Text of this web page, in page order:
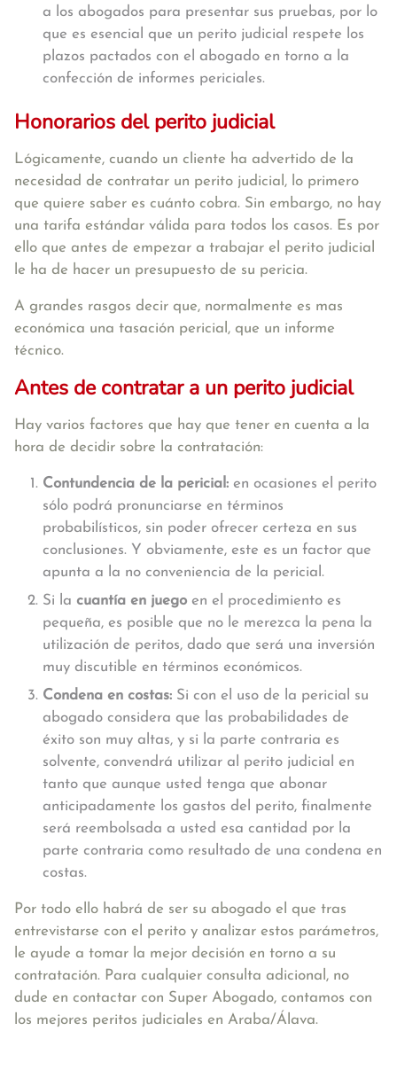
a los abogados para presentar sus pruebas, por lo
que es esencial que un perito judicial respete los
plazos pactados con el abogado en torno a la
confección de informes periciales.
Honorarios del perito judicial
Lógicamente, cuando un cliente ha advertido de la
necesidad de contratar un perito judicial, lo primero
que quiere saber es cuánto cobra. Sin embargo, no hay
una tarifa estándar válida para todos los casos. Es por
ello que antes de empezar a trabajar el perito judicial
le ha de hacer un presupuesto de su pericia.
A grandes rasgos decir que, normalmente es mas
económica una tasación pericial, que un informe
técnico.
Antes de contratar a un perito judicial
Hay varios factores que hay que tener en cuenta a la
hora de decidir sobre la contratación:
Contundencia de la pericial: en ocasiones el perito
sólo podrá pronunciarse en términos
probabilísticos, sin poder ofrecer certeza en sus
conclusiones. Y obviamente, este es un factor que
apunta a la no conveniencia de la pericial.
Si la cuantía en juego en el procedimiento es
pequeña, es posible que no le merezca la pena la
utilización de peritos, dado que será una inversión
muy discutible en términos económicos.
Condena en costas: Si con el uso de la pericial su
abogado considera que las probabilidades de
éxito son muy altas, y si la parte contraria es
solvente, convendrá utilizar al perito judicial en
tanto que aunque usted tenga que abonar
anticipadamente los gastos del perito, finalmente
será reembolsada a usted esa cantidad por la
parte contraria como resultado de una condena en
costas.
Por todo ello habrá de ser su abogado el que tras
entrevistarse con el perito y analizar estos parámetros,
le ayude a tomar la mejor decisión en torno a su
contratación. Para cualquier consulta adicional, no
dude en contactar con Super Abogado, contamos con
los mejores peritos judiciales en Araba/Álava.